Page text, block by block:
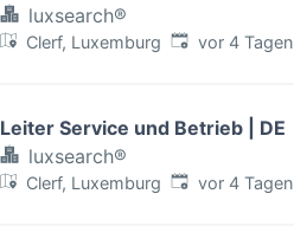
luxsearch®
Clerf, Luxemburg Veröffentlicht:
vor 4 Tagen
Leiter Service und Betrieb | DE
luxsearch®
Clerf, Luxemburg Veröffentlicht:
vor 4 Tagen